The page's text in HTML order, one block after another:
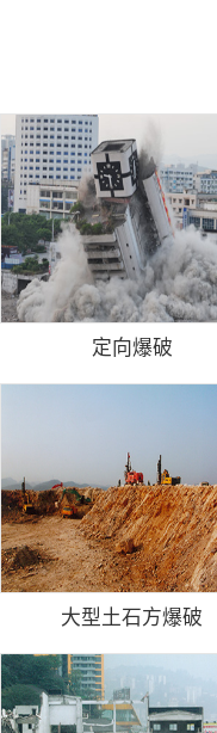
定向爆破
大型土石方爆破